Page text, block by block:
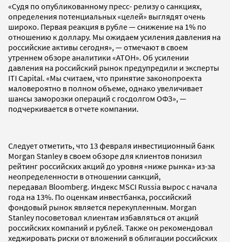
«Судя по опубликованному пресс- релизу о санкциях,
определения потенциальных «целей» выглядят очень
широко. Первая реакция в рубле — снижение на 1% по
отношению к доллару. Мы ожидаем усиления давления на
российские активы сегодня», — отмечают в своем
утреннем обзоре аналитики «АТОН». Об усилении
давления на российский рынок предупредили и эксперты
ITI Capital. «Мы считаем, что принятие законопроекта
маловероятно в полном объеме, однако увеличивает
шансы заморозки операций с госдолгом ОФЗ», —
подчеркивается в отчете компании.
Следует отметить, что 13 февраля инвестиционный банк
Morgan Stanley в своем обзоре для клиентов понизил
рейтинг российских акций до уровня «ниже рынка» из-за
неопределенности в отношении санкций,
передавал Bloomberg. Индекс MSCI Russia вырос с начала
года на 13%. По оценкам инвестбанка, российский
фондовый рынок является перекупленным. Morgan
Stanley посоветовал клиентам избавляться от акций
российских компаний и рублей. Также он рекомендовал
хеджировать риски от вложений в облигации российских